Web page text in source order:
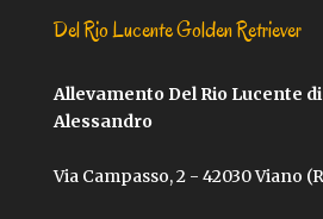
Del Rio Lucente Golden Retriever
Allevamento Del Rio Lucente
Alessandro
Via Campasso, 2 - 42030 Viano